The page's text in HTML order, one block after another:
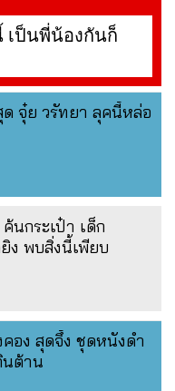
เป็นพี่น้องกันก็
จุ๋ย วรัทยา ลุคนี้หล่อ
นกระเป๋า เด็ก
ง พบสิ่งนี้เพียบ
อง สุดจึ้ง ชุดหนังดำ
นต้าน